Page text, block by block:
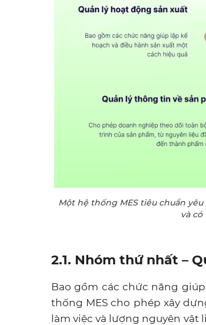
Một hệ thống MES tiêu chuẩn
và
2.1. Nhóm thứ nhất –
Bao gồm các chức năng
thống MES cho phép xây
làm việc và lượng nguyên vật